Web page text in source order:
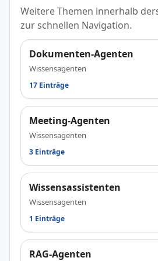
Weitere Themen innerhalb
zur schnellen Navigation.
Dokumenten-Agenten
Wissensagenten
17 Einträge
Meeting-Agenten
Wissensagenten
3 Einträge
Wissensassistenten
Wissensagenten
1 Einträge
RAG-Agenten